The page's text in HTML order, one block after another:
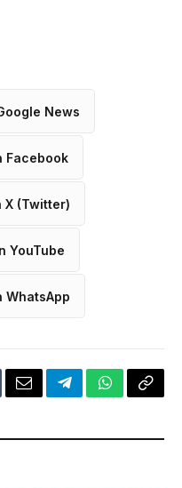
News
Facebook
X (Twitter)
YouTube
WhatsApp
EmailTelegramWhatsApp
Copy